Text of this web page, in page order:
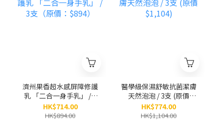
濟州果香超水感屏障修護
乳 「二合一身手乳」 / 3
支（原價：$894）
HK$714.00
HK$894.00
醫學級保濕舒敏抗菌潔膚
天然泡泡 / 3支 (原價
$1,104)
HK$774.00
HK$1,104.00